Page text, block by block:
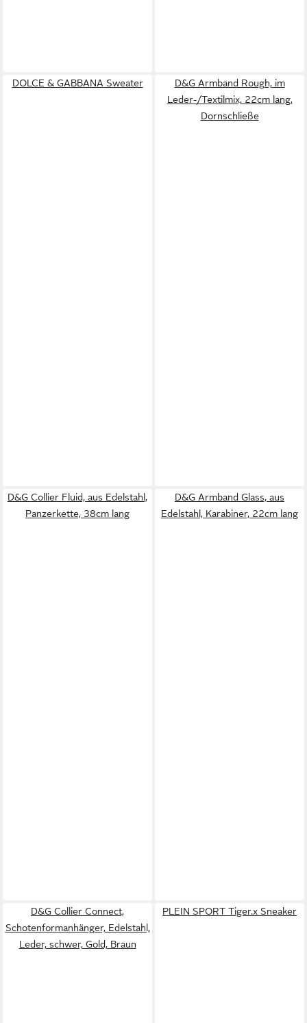
DOLCE & GABBANA Sweater
D&G Armband Rough, im
Leder-/Textilmix, 22cm lang,
Dornschließe
D&G Collier Fluid, aus Edelstahl,
Panzerkette, 38cm lang
D&G Armband Glass, aus
Edelstahl, Karabiner, 22cm lang
D&G Collier Connect,
Schotenformanhänger, Edelstahl,
Leder, schwer, Gold, Braun
PLEIN SPORT Tiger.x Sneaker